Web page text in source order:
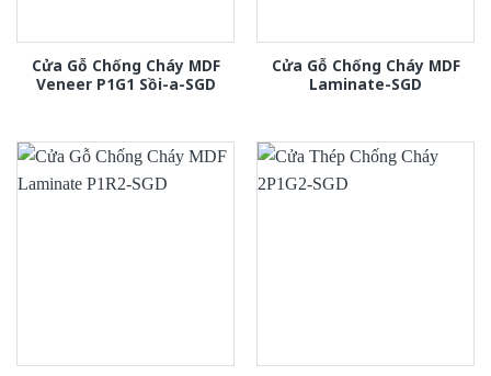
Cửa Gỗ Chống Cháy MDF
Veneer P1G1 Sồi-a-SGD
Cửa Gỗ Chống Cháy MDF
Laminate-SGD